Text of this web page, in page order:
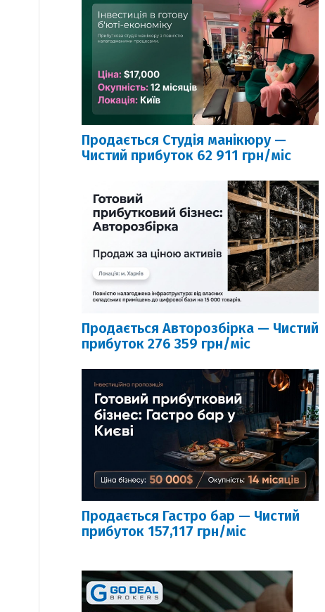
Продається Студія манікюру —
Чистий прибуток 62 911 грн/міс
Продається Авторозбірка — Чистий
прибуток 276 359 грн/міс
Продається Гастро бар — Чистий
прибуток 157,117 грн/міс